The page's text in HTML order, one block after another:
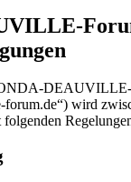
DEAUVILLE-
forum.de“) wird